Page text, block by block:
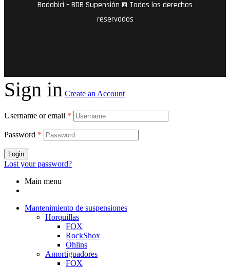
Badabici – BDB Supensión © Todos los derechos
reservados
Sign in Create an Account
Username or email *
Password *
Login
Lost your password?
Main menu
Mantenimiento de suspensiones
Horquillas
FOX
RockShox
Öhlins
Amortiguadores
FOX